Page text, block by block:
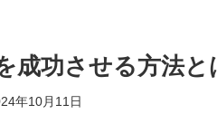
成功させる方法
年10月11日